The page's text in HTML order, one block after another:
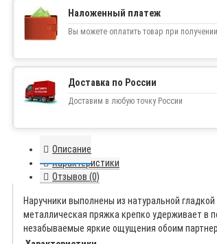
Наложенный платеж
Вы можете оплатить товар при получении
Доставка по России
Доставим в любую точку России
Описание
Характеристики
Отзывов (0)
Наручники выполнены из натуральной
металлическая пряжка крепко удерживает в
незабываемые яркие ощущения обоим